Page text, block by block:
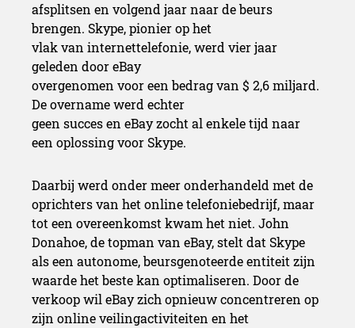
afsplitsen en volgend jaar naar de beurs
brengen. Skype, pionier op het
vlak van internettelefonie, werd vier jaar
geleden door eBay
overgenomen voor een bedrag van $ 2,6 miljard.
De overname werd echter
geen succes en eBay zocht al enkele tijd naar
een oplossing voor Skype.
Daarbij werd onder meer onderhandeld met de
oprichters van het online telefoniebedrijf, maar
tot een overeenkomst kwam het niet. John
Donahoe, de topman van eBay, stelt dat Skype
als een autonome, beursgenoteerde entiteit zijn
waarde het beste kan optimaliseren. Door de
verkoop wil eBay zich opnieuw concentreren op
zijn online veilingactiviteiten en het